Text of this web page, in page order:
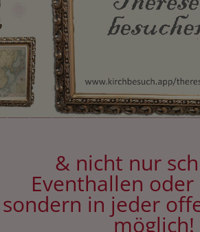
& nicht nur
Eventhallen
sondern in jeder
möglich!